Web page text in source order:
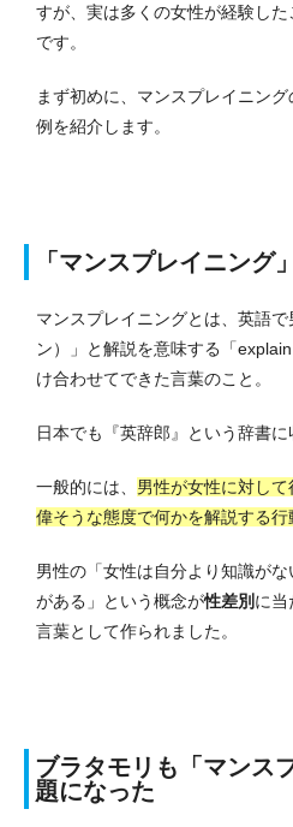
すが、実は多くの女性が経験し
です。
まず初めに、マンスプレイニン
例を紹介します。
「マンスプレイニング
マンスプレイニングとは、英語
ン）」と解説を意味する「
け合わせてできた言葉のこと。
日本でも『英辞郎』という辞書に
一般的には、 男性が女性に対し
偉そうな態度で何かを解説する行
男性の「女性は自分より知識が
がある」という概念が性差別 に当
言葉として作られました。
ブラタモリも「マンス
題になった